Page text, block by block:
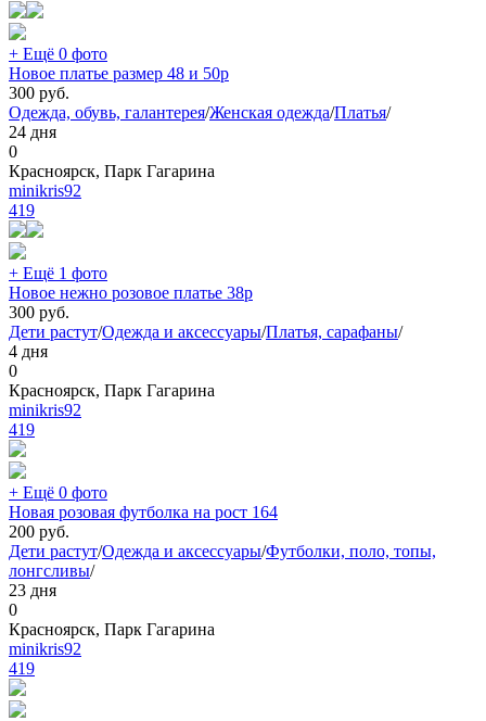
+ Ещё 0 фото
Новое платье размер 48 и 50р
300 руб.
Одежда, обувь, галантерея/Женская одежда/Платья/
24 дня
0
Красноярск, Парк Гагарина
minikris92
419
+ Ещё 1 фото
Новое нежно розовое платье 38р
300 руб.
Дети растут/Одежда и аксессуары/Платья, сарафаны/
4 дня
0
Красноярск, Парк Гагарина
minikris92
419
+ Ещё 0 фото
Новая розовая футболка на рост 164
200 руб.
Дети растут/Одежда и аксессуары/Футболки, поло, топы,
лонгсливы/
23 дня
0
Красноярск, Парк Гагарина
minikris92
419